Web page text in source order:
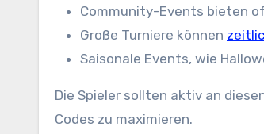
Community-Events bieten
Große Turniere können
Saisonale Events, wie
Die Spieler sollten aktiv an
Codes zu maximieren.